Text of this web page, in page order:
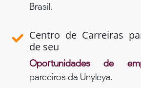
Brasil.
Centro de Carreiras
de seu
Oportunidades de
parceiros da Unyleya.